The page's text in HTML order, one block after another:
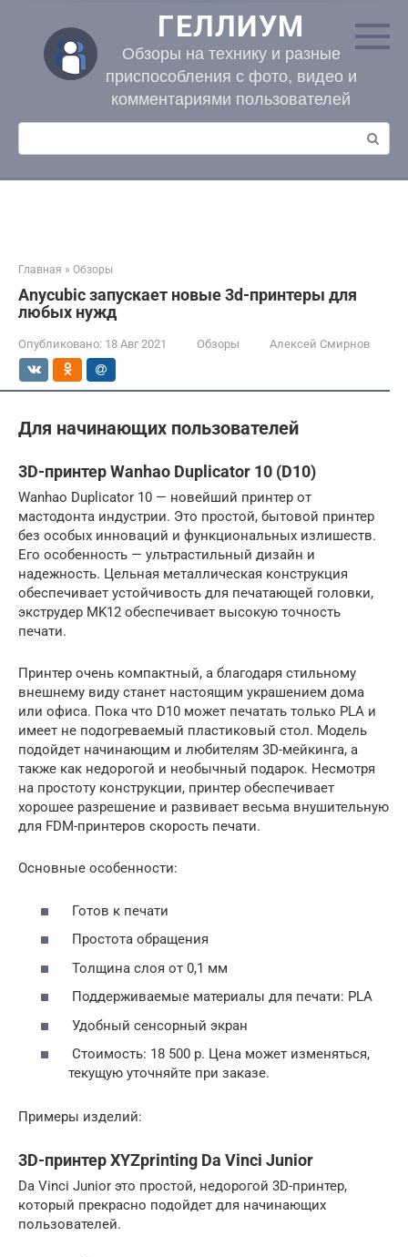
контенту
ГЕЛЛИУМ
Обзоры на технику и разные
приспособления с фото, видео и
комментариями пользователей
Поиск:
Главная » Обзоры
Anycubic запускает новые 3d-принтеры для
любых нужд
Опубликовано: 18 Авг 2021 Обзоры Алексей Смирнов
Для начинающих пользователей
3D-принтер Wanhao Duplicator 10 (D10)
Wanhao Duplicator 10 — новейший принтер от
мастодонта индустрии. Это простой, бытовой принтер
без особых инноваций и функциональных излишеств.
Его особенность — ультрастильный дизайн и
надежность. Цельная металлическая конструкция
обеспечивает устойчивость для печатающей головки,
экструдер MK12 обеспечивает высокую точность
печати.
Принтер очень компактный, а благодаря стильному
внешнему виду станет настоящим украшением дома
или офиса. Пока что D10 может печатать только PLA и
имеет не подогреваемый пластиковый стол. Модель
подойдет начинающим и любителям 3D-мейкинга, а
также как недорогой и необычный подарок. Несмотря
на простоту конструкции, принтер обеспечивает
хорошее разрешение и развивает весьма внушительную
для FDM-принтеров скорость печати.
Основные особенности:
Готов к печати
Простота обращения
Толщина слоя от 0,1 мм
Поддерживаемые материалы для печати: PLA
Удобный сенсорный экран
Стоимость: 18 500 р. Цена может изменяться,
текущую уточняйте при заказе.
Примеры изделий:
3D-принтер XYZprinting Da Vinci Junior
Da Vinci Junior это простой, недорогой 3D-принтер,
который прекрасно подойдет для начинающих
пользователей.